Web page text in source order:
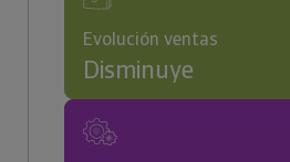
Evolución ventas
Disminuye